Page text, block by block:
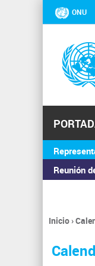
ONU
Reunión
Se
encuentra
usted
Inicio›